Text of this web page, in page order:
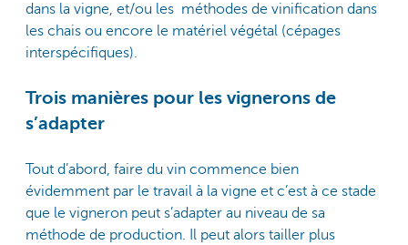
dans la vigne, et/ou les méthodes de vinification dans
les chais ou encore le matériel végétal (cépages
interspécifiques).
Trois manières pour les vignerons de
s’adapter
Tout d’abord, faire du vin commence bien
évidemment par le travail à la vigne et c’est à ce stade
que le vigneron peut s’adapter au niveau de sa
méthode de production. Il peut alors tailler plus